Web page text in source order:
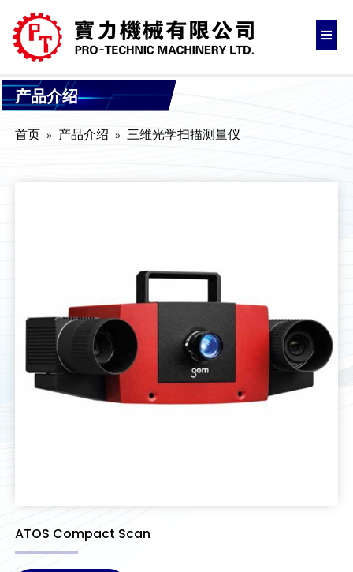
产品介绍
首页 产品介绍 三维光学扫描测量仪
ATOS Compact Scan